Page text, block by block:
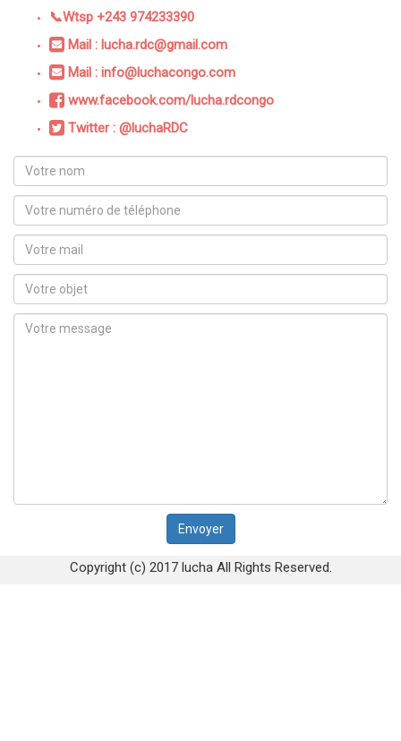
📞Wtsp +243 974233390
Mail : lucha.rdc@gmail.com
Mail : info@luchacongo.com
www.facebook.com/lucha.rdcongo
Twitter : @luchaRDC
Copyright (c) 2017 lucha All Rights Reserved.